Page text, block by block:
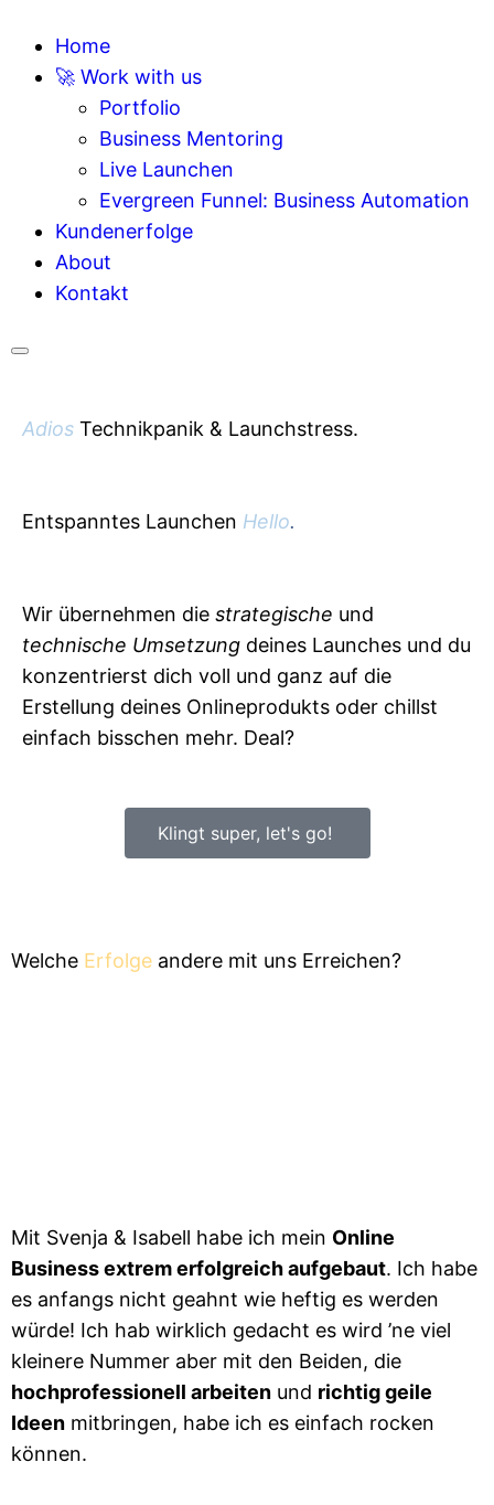
Home
🚀 Work with us
Portfolio
Business Mentoring
Live Launchen
Evergreen Funnel: Business Automation
Kundenerfolge
About
Kontakt
Hamburger Toggle Menu
Adios Technikpanik & Launchstress.
Entspanntes Launchen Hello.
Wir übernehmen die strategische und
technische Umsetzung deines Launches und du
konzentrierst dich voll und ganz auf die
Erstellung deines Onlineprodukts oder chillst
einfach bisschen mehr. Deal?
Klingt super, let's go!
Welche Erfolge andere mit uns Erreichen?
Mit Svenja & Isabell habe ich mein Online
Business extrem erfolgreich aufgebaut. Ich habe
es anfangs nicht geahnt wie heftig es werden
würde! Ich hab wirklich gedacht es wird ’ne viel
kleinere Nummer aber mit den Beiden, die
hochprofessionell arbeiten und richtig geile
Ideen mitbringen, habe ich es einfach rocken
können.